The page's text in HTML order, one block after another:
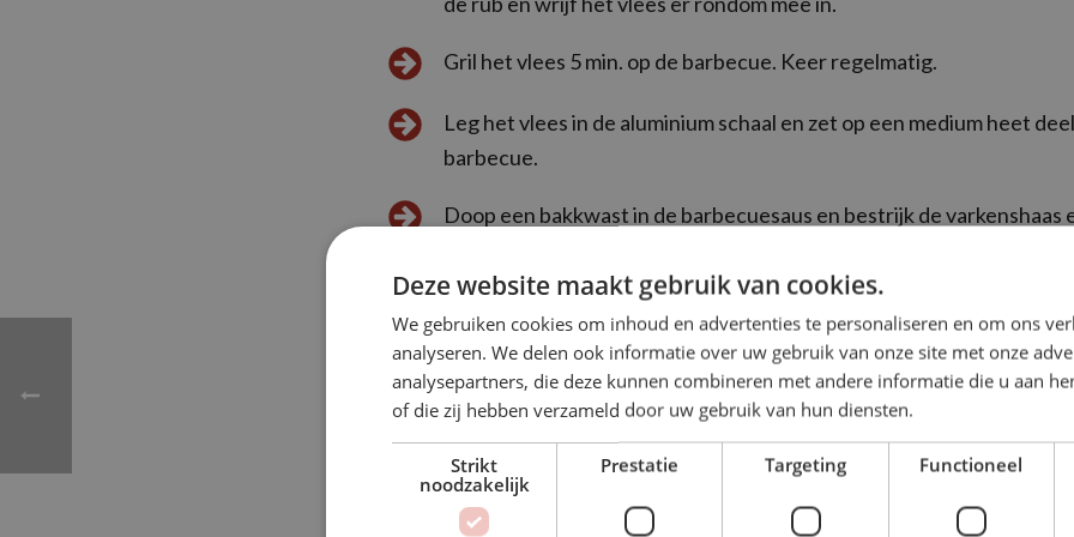
Gril het vlees 5 min. op de barbecue. Keer regelmatig.
Leg het vlees in de aluminium schaal en zet op een medium heet
barbecue.
Doop een bakkwast in de barbecuesaus en bestrijk de varkenshaas
is.
Neem het vlees van de barbecue en laat 5 min. rusten. Snijd in
serveer.
Bron: Albert Heijn
Deze website maakt gebruik van cookies.
We gebruiken cookies om inhoud en advertenties te personaliseren en om ons
analyseren. We delen ook informatie over uw gebruik van onze site met onze
analysepartners, die deze kunnen combineren met andere informatie die u aan
of die zij hebben verzameld door uw gebruik van hun diensten.
Strikt
noodzakelijk
Prestatie Targeting Functioneel